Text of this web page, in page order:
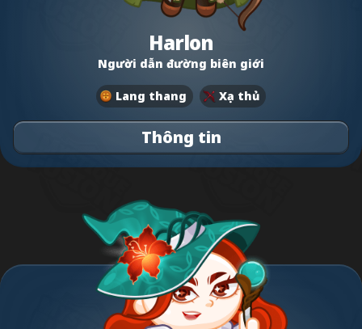
Harlon
Người dẫn đường biên giới
Lang thang Xạ thủ
Thông tin